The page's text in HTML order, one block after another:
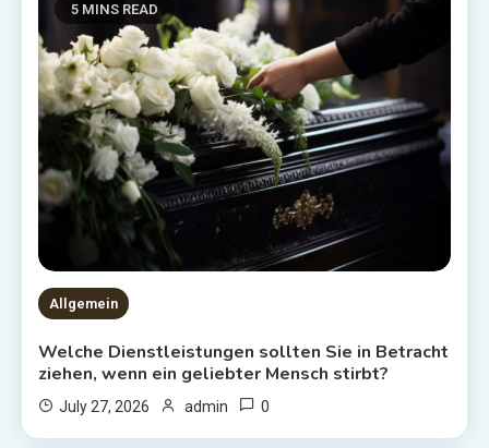
5 MINS READ
Allgemein
Welche Dienstleistungen sollten Sie in Betracht
ziehen, wenn ein geliebter Mensch stirbt?
July 27, 2026 admin 0